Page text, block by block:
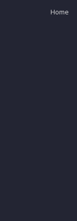
Home